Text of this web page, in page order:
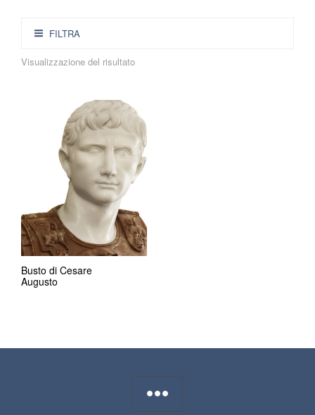
FILTRA
Visualizzazione del risultato
Busto di Cesare
Augusto